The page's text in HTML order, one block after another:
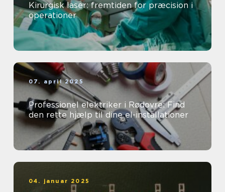
Kirurgisk laser: fremtiden for præcision i
operationer
07. april 2025
Professionel elektriker i Rødovre: Find
den rette hjælp til dine el-installationer
04. januar 2025